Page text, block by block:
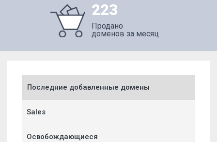
223
Продано
доменов за месяц
Последние добавленные домены
Sales
Освобождающиеся